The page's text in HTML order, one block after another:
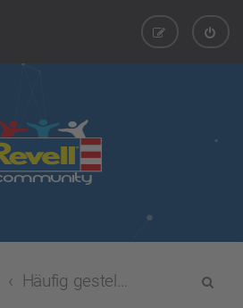
Häufig gestellte Fragen